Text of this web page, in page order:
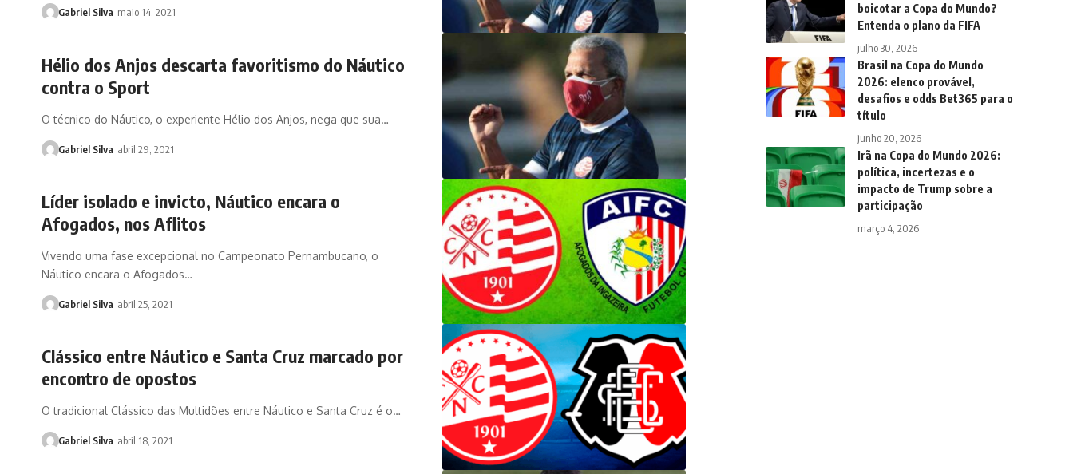
Gabriel Silva maio 14, 2021
Hélio dos Anjos descarta favoritismo do Náutico
contra o Sport
O técnico do Náutico, o experiente Hélio dos Anjos, nega que sua…
Gabriel Silva abril 29, 2021
Líder isolado e invicto, Náutico encara o
Afogados, nos Aflitos
Vivendo uma fase excepcional no Campeonato Pernambucano, o
Náutico encara o Afogados…
Gabriel Silva abril 25, 2021
Clássico entre Náutico e Santa Cruz marcado por
encontro de opostos
O tradicional Clássico das Multidões entre Náutico e Santa Cruz é o…
Gabriel Silva abril 18, 2021
boicotar a Copa do Mundo?
Entenda o plano da FIFA
julho 30, 2026
Brasil na Copa do Mundo
2026: elenco provável,
desafios e odds Bet365 para o
título
junho 20, 2026
Irã na Copa do Mundo 2026:
política, incertezas e o
impacto de Trump sobre a
participação
março 4, 2026